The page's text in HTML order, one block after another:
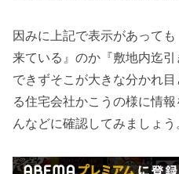
因みに上記で表示があって
来ている』のか『敷地内迄
できずそこが大きな分かれ
る住宅会社かこうの様に情
んなどに確認してみましょう